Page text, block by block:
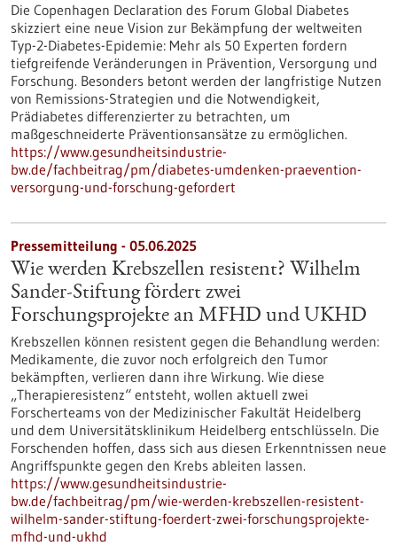
Die Copenhagen Declaration des Forum Global Diabetes
skizziert eine neue Vision zur Bekämpfung der weltweiten
Typ-2-Diabetes-Epidemie: Mehr als 50 Experten fordern
tiefgreifende Veränderungen in Prävention, Versorgung und
Forschung. Besonders betont werden der langfristige Nutzen
von Remissions-Strategien und die Notwendigkeit,
Prädiabetes differenzierter zu betrachten, um
maßgeschneiderte Präventionsansätze zu ermöglichen.
https://www.gesundheitsindustrie-
bw.de/fachbeitrag/pm/diabetes-umdenken-praevention-
versorgung-und-forschung-gefordert
Pressemitteilung - 05.06.2025
Wie werden Krebszellen resistent? Wilhelm
Sander-Stiftung fördert zwei
Forschungsprojekte an MFHD und UKHD
Krebszellen können resistent gegen die Behandlung werden:
Medikamente, die zuvor noch erfolgreich den Tumor
bekämpften, verlieren dann ihre Wirkung. Wie diese
„Therapieresistenz“ entsteht, wollen aktuell zwei
Forscherteams von der Medizinischer Fakultät Heidelberg
und dem Universitätsklinikum Heidelberg entschlüsseln. Die
Forschenden hoffen, dass sich aus diesen Erkenntnissen neue
Angriffspunkte gegen den Krebs ableiten lassen.
https://www.gesundheitsindustrie-
bw.de/fachbeitrag/pm/wie-werden-krebszellen-resistent-
wilhelm-sander-stiftung-foerdert-zwei-forschungsprojekte-
mfhd-und-ukhd